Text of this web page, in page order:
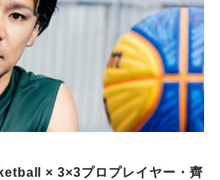
× 3×3プロプレイヤー・齊